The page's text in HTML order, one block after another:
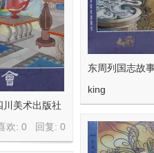
东周列国志故
king
川美术出版社
欢: 0 回复: 0